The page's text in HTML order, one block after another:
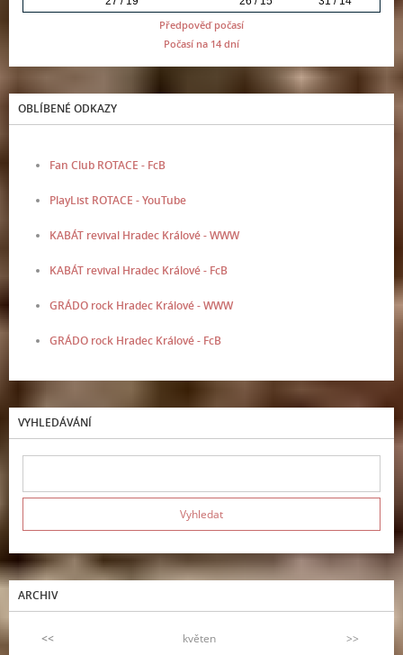
Předpověď počasí
Počasí na 14 dní
OBLÍBENÉ ODKAZY
Fan Club ROTACE - FcB
PlayList ROTACE - YouTube
KABÁT revival Hradec Králové - WWW
KABÁT revival Hradec Králové - FcB
GRÁDO rock Hradec Králové - WWW
GRÁDO rock Hradec Králové - FcB
VYHLEDÁVÁNÍ
ARCHIV
<< květen
>>